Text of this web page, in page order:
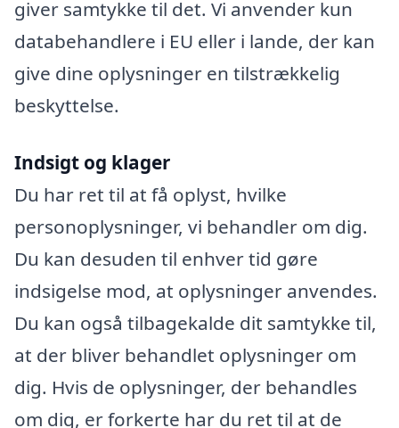
giver samtykke til det. Vi anvender kun
databehandlere i EU eller i lande, der kan
give dine oplysninger en tilstrækkelig
beskyttelse.
Indsigt og klager
Du har ret til at få oplyst, hvilke
personoplysninger, vi behandler om dig.
Du kan desuden til enhver tid gøre
indsigelse mod, at oplysninger anvendes.
Du kan også tilbagekalde dit samtykke til,
at der bliver behandlet oplysninger om
dig. Hvis de oplysninger, der behandles
om dig, er forkerte har du ret til at de